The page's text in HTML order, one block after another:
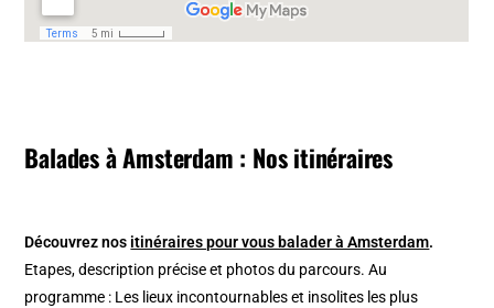
Balades à Amsterdam : Nos itinéraires
Découvrez nos itinéraires pour vous balader à Amsterdam.
Etapes, description précise et photos du parcours. Au
programme : Les lieux incontournables et insolites les plus